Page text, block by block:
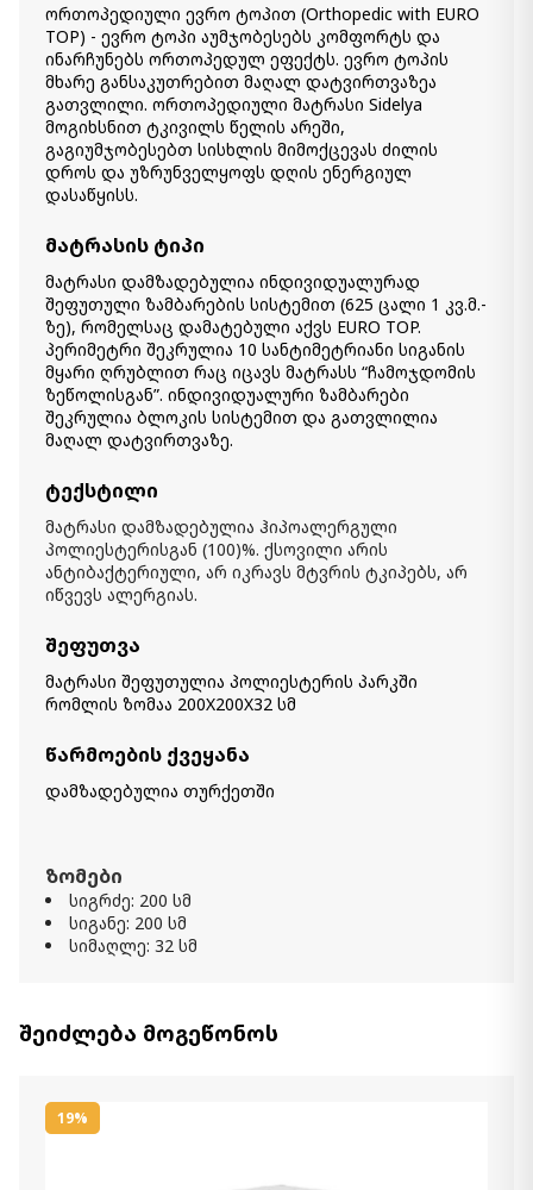
მატრასი Sidelya (180x200) -
ორთოპედიული EURO TOP
1 900.00 ₾
1 600.00 ₾
Item: HTD2342
რაოდენობა:
- +
მატრასი Regnum (180*200) - მყარი
ორთოპედიული
1 700.00 ₾
1 400.00 ₾
Item: HTD2142
რაოდენობა:
- +
მატრასი Regnum (160*200) - მყარი
ორთოპედიული
1 500.00 ₾
- +
კალათაში დამატება
მატრასი SIDELYA (100x200) -
ორთოპედიული EURO TOP
რაოდენობა:
ორთოპედიული ევრო ტოპით (Orthopedic with EURO
TOP) - ევრო ტოპი აუმჯობესებს კომფორტს და
ინარჩუნებს ორთოპედულ ეფექტს. ევრო ტოპის
მხარე განსაკუთრებით მაღალ დატვირთვაზეა
გათვლილი. ორთოპედიული მატრასი Sidelya
მოგიხსნით ტკივილს წელის არეში,
გაგიუმჯობესებთ სისხლის მიმოქცევას ძილის
დროს და უზრუნველყოფს დღის ენერგიულ
დასაწყისს.
მატრასის ტიპი
მატრასი დამზადებულია ინდივიდუალურად
შეფუთული ზამბარების სისტემით (625 ცალი 1 კვ.მ.-
ზე), რომელსაც დამატებული აქვს EURO TOP.
პერიმეტრი შეკრულია 10 სანტიმეტრიანი სიგანის
მყარი ღრუბლით რაც იცავს მატრასს “ჩამოჯდომის
ზეწოლისგან”. ინდივიდუალური ზამბარები
შეკრულია ბლოკის სისტემით და გათვლილია
მაღალ დატვირთვაზე.
ტექსტილი
მატრასი დამზადებულია ჰიპოალერგული
პოლიესტერისგან (100)%. ქსოვილი არის
ანტიბაქტერიული, არ იკრავს მტვრის ტკიპებს, არ
იწვევს ალერგიას.
შეფუთვა
მატრასი შეფუთულია პოლიესტერის პარკში
რომლის ზომაა 200X200X32 სმ
წარმოების ქვეყანა
დამზადებულია თურქეთში
ზომები
სიგრძე: 200 სმ
სიგანე: 200 სმ
სიმაღლე: 32 სმ
შეიძლება მოგეწონოს
19%